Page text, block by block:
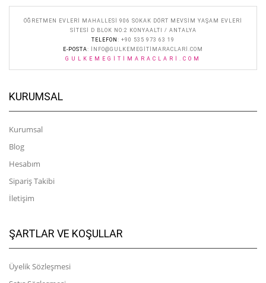
ÖĞRETMEN EVLERI MAHALLESI 906 SOKAK DÖRT MEVSIM YAŞAM EVLERI
SITESI D BLOK NO:2 KONYAALTI / ANTALYA
TELEFON : +90 535 973 63 19
E-POSTA:
INFO@GULKEMEGITIMARACLARI.COM
GULKEMEGITIMARACLARI.COM
KURUMSAL
Kurumsal
Blog
Hesabım
Sipariş Takibi
İletişim
ŞARTLAR VE KOŞULLAR
Üyelik Sözleşmesi